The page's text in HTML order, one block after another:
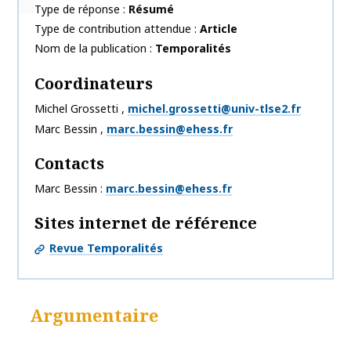
Type de réponse
Résumé
Type de contribution attendue
Article
Nom de la publication
Temporalités
Coordinateurs
Michel Grossetti , michel.grossetti@univ-tlse2.fr
Marc Bessin , marc.bessin@ehess.fr
Contacts
Marc Bessin marc.bessin@ehess.fr
Sites internet de référence
Revue Temporalités
Argumentaire